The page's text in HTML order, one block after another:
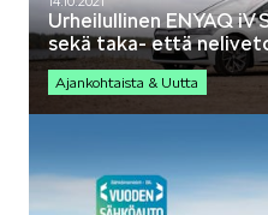
Urheilullinen ENYAQ iV
sekä taka- että
Ajankohtaista & Uutta